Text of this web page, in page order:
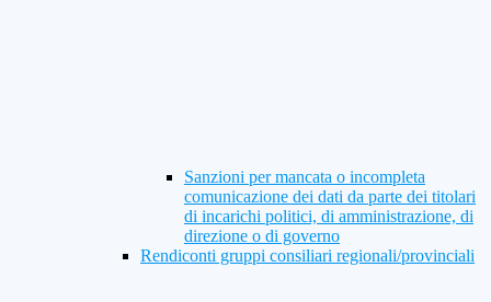
Sanzioni per mancata o incompleta
comunicazione dei dati da parte dei titolari
di incarichi politici, di amministrazione, di
direzione o di governo
Rendiconti gruppi consiliari regionali/provinciali